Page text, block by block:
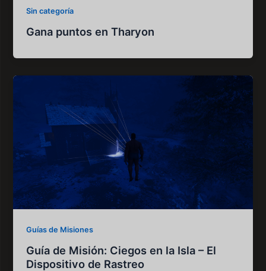
Sin categoría
Gana puntos en Tharyon
Guías de Misiones
Guía de Misión: Ciegos en la Isla – El
Dispositivo de Rastreo